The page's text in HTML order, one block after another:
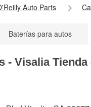
Auto Parts
Baterías para autos
- Visalia Tienda